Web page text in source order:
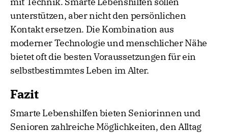
unterstützen, aber nicht den persönlichen
Kontakt ersetzen. Die Kombination aus
moderner Technologie und menschlicher Nähe
bietet oft die besten Voraussetzungen für ein
selbstbestimmtes Leben im Alter.
Fazit
Smarte Lebenshilfen bieten Seniorinnen und
Senioren zahlreiche Möglichkeiten, den Alltag